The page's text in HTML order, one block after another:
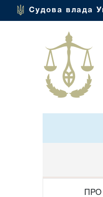
Судова влада